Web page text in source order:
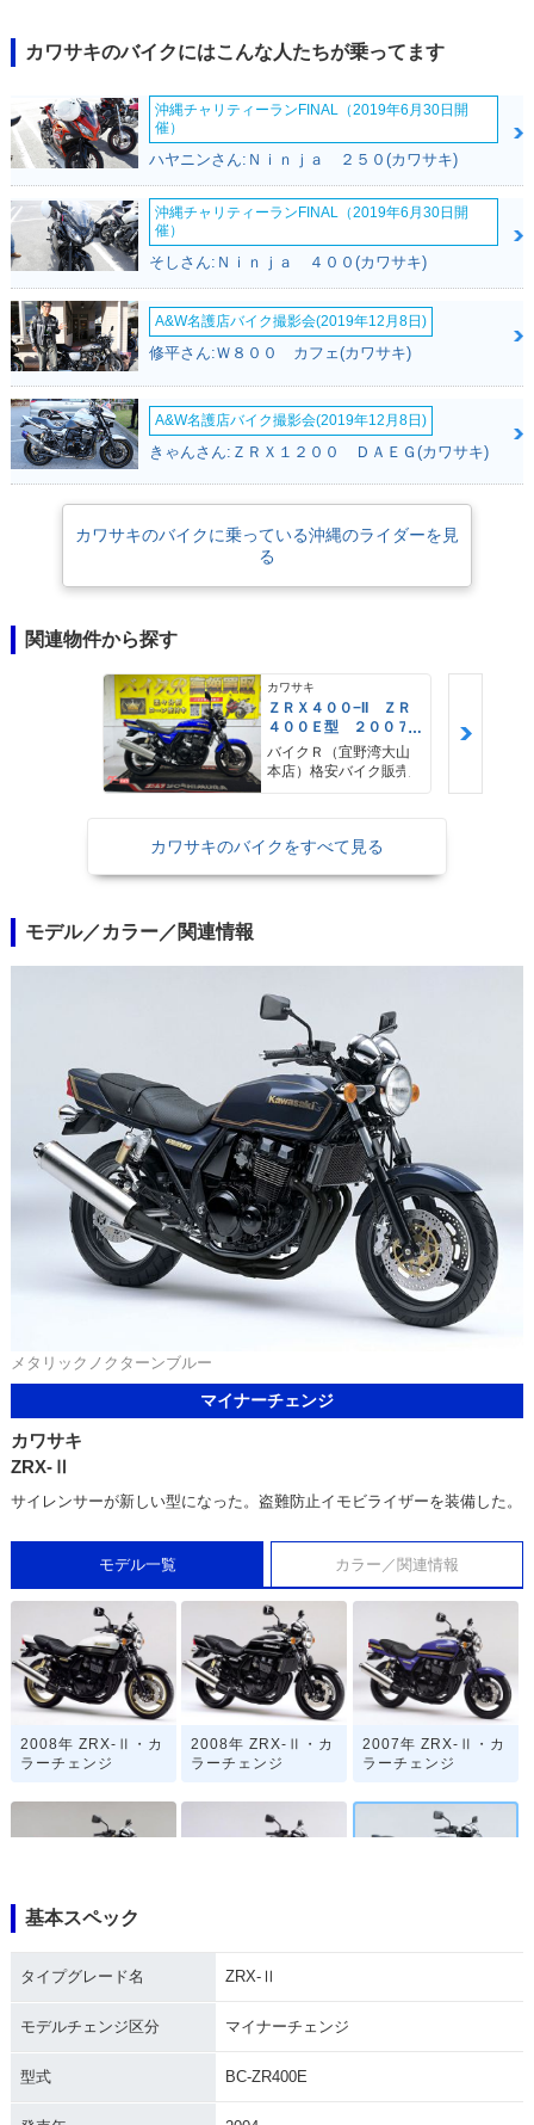
ZRX-Ⅱよりも後に登場した大排気量モデルのZRX1100-Ⅱ（1997年）およ
び後継のZRX1200（海外向けのみ）は2005年までに販売終了していたの
で、カウル無しのZRXとしては、最後まで生き残ったモデルでもあった。
カワサキのバイクにはこんな人たちが乗ってます
沖縄チャリティーランFINAL（2019年6月30日開
催）
ハヤニンさん:Ｎｉｎｊａ ２５０(カワサキ)
沖縄チャリティーランFINAL（2019年6月30日開
催）
そしさん:Ｎｉｎｊａ ４００(カワサキ)
A&W名護店バイク撮影会(2019年12月8日)
修平さん:Ｗ８００ カフェ(カワサキ)
A&W名護店バイク撮影会(2019年12月8日)
きゃんさん:ＺＲＸ１２００ ＤＡＥＧ(カワサキ)
カワサキのバイクに乗っている沖縄のライダーを見
る
関連物件から探す
カワサキ
ＺＲＸ４００−II ＺＲ
４００Ｅ型 ２００７
年モデル 社外ウィン
カー 社外ハンドル
バイクＲ（宜野湾大山
本店）格安バイク販売
カワサキのバイクをすべて見る
モデル／カラー／関連情報
メタリックノクターンブルー
マイナーチェンジ
カワサキ
ZRX-Ⅱ
サイレンサーが新しい型になった。盗難防止イモビライザーを装備した。
モデル一覧 カラー／関連情報
2008年 ZRX-Ⅱ・カ
ラーチェンジ
2008年 ZRX-Ⅱ・カ
ラーチェンジ
2007年 ZRX-Ⅱ・カ
ラーチェンジ
基本スペック
タイプグレード名 ZRX-Ⅱ
モデルチェンジ区分 マイナーチェンジ
型式 BC-ZR400E